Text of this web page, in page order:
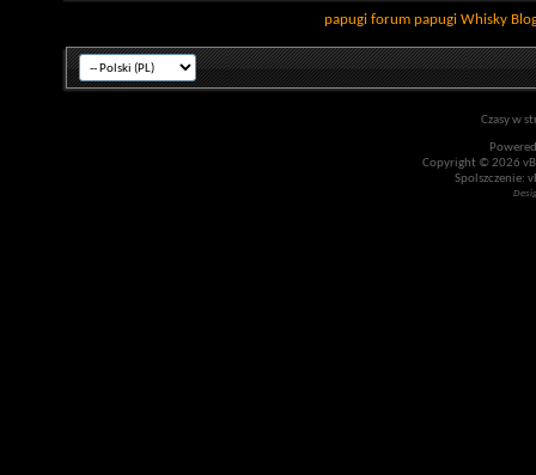
papugi forum papugi Whisky
Czasy w
Copyright © 2026
Spolszczenie: